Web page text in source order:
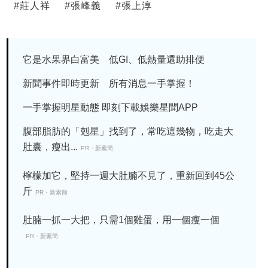
#莊人祥 #張峰義 #張上淳
它是水果界白富美 低GI、低熱量還助排便
新聞事件即時更新 所有消息一手掌握！
一手掌握明星動態 即刻下載娛樂星聞APP
腹部脂肪的「剋星」找到了，常吃這幾物，吃走大
肚囊，瘦出...
PR・新素簡
檸檬加它，堅持一週大肚腩不見了，重新回到45公
斤 PR・新素簡
肚腩一抓一大把，只需1個雞蛋，用一個瘦一個
PR・新素簡